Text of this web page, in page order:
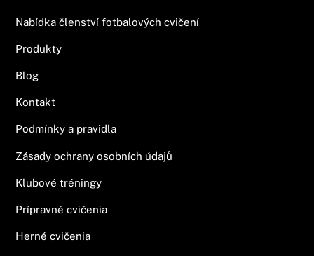
Nabídka členství fotbalových cvičení
Produkty
Blog
Kontakt
Podmínky a pravidla
Zásady ochrany osobních údajů
Klubové tréningy
Prípravné cvičenia
Herné cvičenia